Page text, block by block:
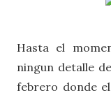
Hasta el
ningun detalle
febrero donde